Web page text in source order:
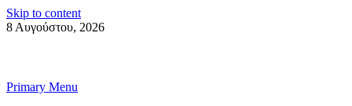
Skip to content
8 Αυγούστου, 2026
Primary Menu